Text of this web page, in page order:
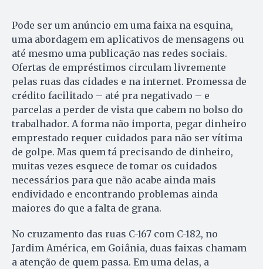
Pode ser um anúncio em uma faixa na esquina,
uma abordagem em aplicativos de mensagens ou
até mesmo uma publicação nas redes sociais.
Ofertas de empréstimos circulam livremente
pelas ruas das cidades e na internet. Promessa de
crédito facilitado – até pra negativado – e
parcelas a perder de vista que cabem no bolso do
trabalhador. A forma não importa, pegar dinheiro
emprestado requer cuidados para não ser vítima
de golpe. Mas quem tá precisando de dinheiro,
muitas vezes esquece de tomar os cuidados
necessários para que não acabe ainda mais
endividado e encontrando problemas ainda
maiores do que a falta de grana.
No cruzamento das ruas C-167 com C-182, no
Jardim América, em Goiânia, duas faixas chamam
a atenção de quem passa. Em uma delas, a